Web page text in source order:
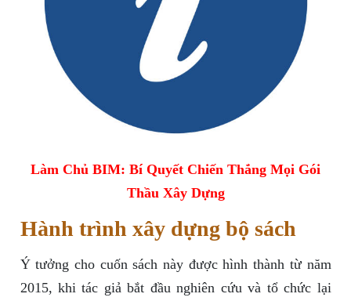
Làm Chủ BIM: Bí Quyết Chiến Thắng Mọi Gói
Thầu Xây Dựng
Hành trình xây dựng bộ sách
Ý tưởng cho cuốn sách này được hình thành từ năm
2015, khi tác giả bắt đầu nghiên cứu và tổ chức lại